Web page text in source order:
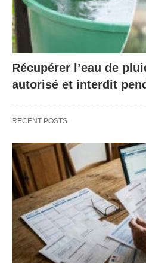
Récupérer l’eau de
autorisé et interdit
RECENT POSTS